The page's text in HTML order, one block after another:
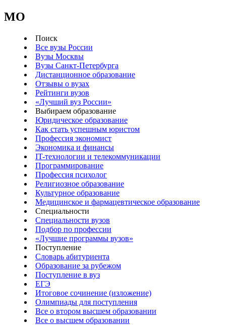
MO
Поиск
Все вузы России
Вузы Москвы
Вузы Санкт-Петербурга
Дистанционное образование
Отзывы о вузах
Рейтинги вузов
«Лучший вуз России»
Выбираем образование
Юридическое образование
Как стать успешным юристом
Профессия экономист
Экономика и финансы
IT-технологии и телекоммуникации
Программирование
Профессия психолог
Религиозное образование
Культурное образование
Медицинское и фармацевтическое образование
Специальности
Специальности вузов
Подбор по профессии
«Лучшие программы вузов»
Поступление
Словарь абитуриента
Образование за рубежом
Поступление в вуз
ЕГЭ
Итоговое сочинение (изложение)
Олимпиады для поступления
Все о втором высшем образовании
Все о высшем образовании